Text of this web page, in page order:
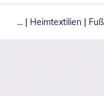
... | Heimtextilien |